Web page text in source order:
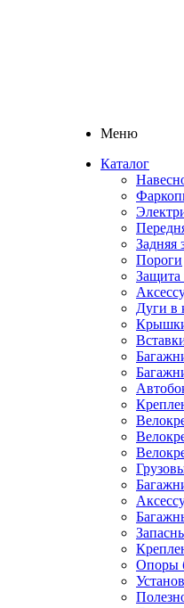
Меню
Каталог
Задняя
Пороги
Защита
Дуги в
Опоры